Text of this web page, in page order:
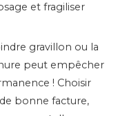
et fragiliser
gravillon ou la
peut empêcher
! Choisir
de bonne facture,